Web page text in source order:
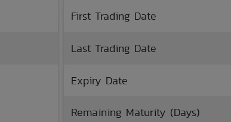
First Trading Date
Last Trading Date
Expiry Date
Remaining Maturity (Days)